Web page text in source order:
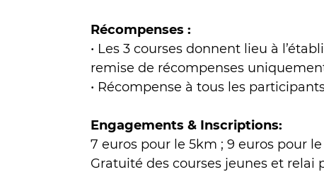
Récompenses :
• Les 3 courses donnent lieu à
remise de récompenses
• Récompense à tous les
Engagements & Inscriptions:
7 euros pour le 5km ; 9 euros pour
Gratuité des courses jeunes et relai